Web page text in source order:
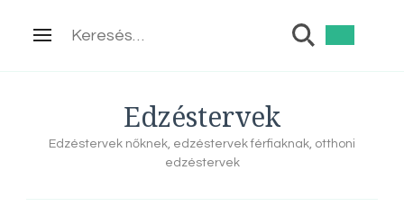
Keresés:
Edzéstervek
Edzéstervek nőknek, edzéstervek férfiaknak, otthoni
edzéstervek